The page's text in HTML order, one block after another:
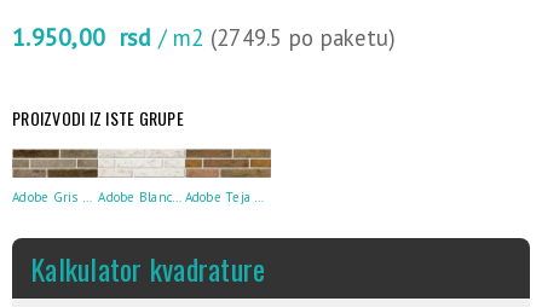
1.950,00 rsd / m2 (2749.5 po paketu)
PROIZVODI IZ ISTE GRUPE
Kalkulator kvadrature